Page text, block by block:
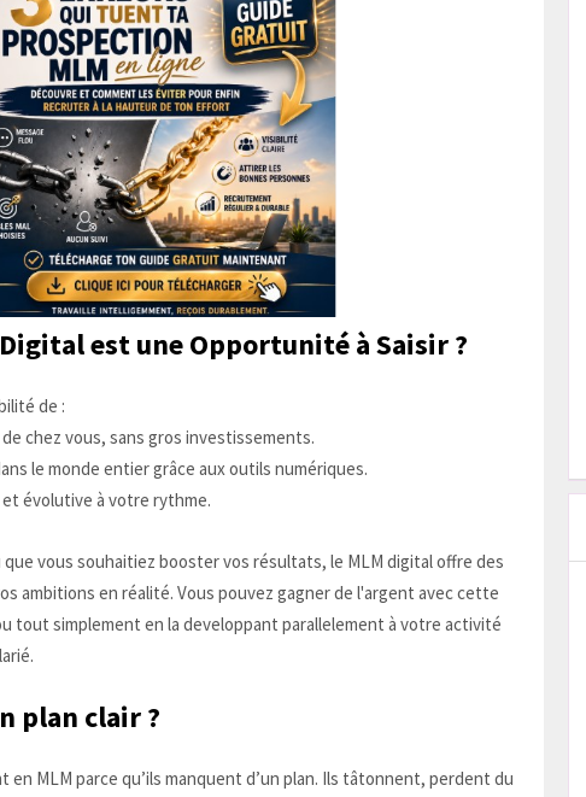
est une Opportunité à Saisir ?
de :
chez vous, sans gros investissements.
le monde entier grâce aux outils numériques.
évolutive à votre rythme.
vous souhaitiez booster vos résultats, le MLM digital offre des
ambitions en réalité. Vous pouvez gagner de l'argent avec cette
tout simplement en la developpant parallelement à votre activité
plan clair ?
en MLM parce qu’ils manquent d’un plan. Ils tâtonnent, perdent du